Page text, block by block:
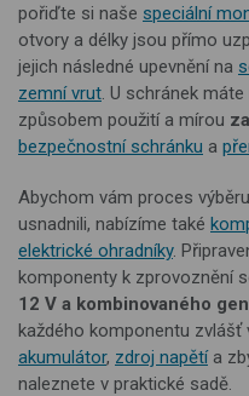
pořiďte si naše speciální
otvory a délky jsou přímo
jejich následné upevnění na
zemní vrut. U schránek
způsobem použití a mírou
bezpečnostní schránku a
Abychom vám proces
usnadnili, nabízíme také
elektrické ohradníky.
komponenty k zprovoznění
12 V a kombinovaného
každého komponentu
akumulátor, zdroj napětía
naleznete v praktické sadě.